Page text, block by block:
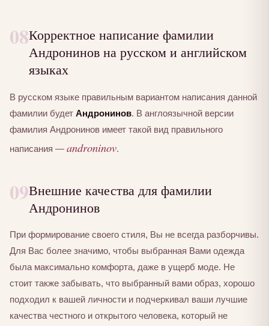
08Корректное написание фамилии
Андронинов на русском и английском
языках
В русском языке правильным вариантом написания данной
фамилии будет Андронинов. В англоязычной версии
фамилия Андронинов имеет такой вид правильного
написания — androninov.
09Внешние качества для фамилии
Андронинов
При формирование своего стиля, Вы не всегда разборчивы.
Для Вас более значимо, чтобы выбранная Вами одежда
была максимально комфорта, даже в ущерб моде. Не
стоит также забывать, что выбранный вами образ, хорошо
подходил к вашей личности и подчеркивал ваши лучшие
качества честного и открытого человека, который не